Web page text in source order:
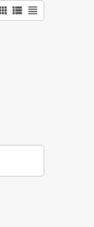
view_list view_headline